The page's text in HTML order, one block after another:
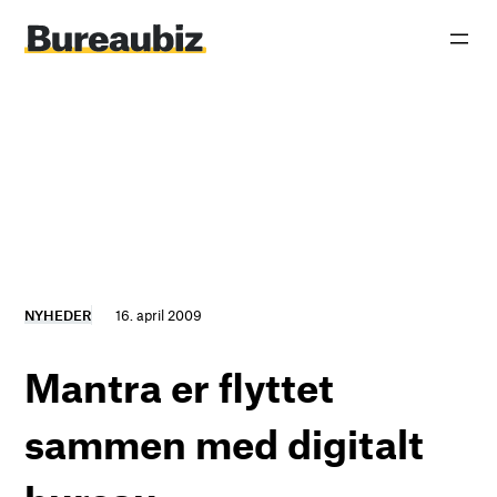
indhold
NYHEDER 16. april 2009
Mantra er flyttet
sammen med digitalt